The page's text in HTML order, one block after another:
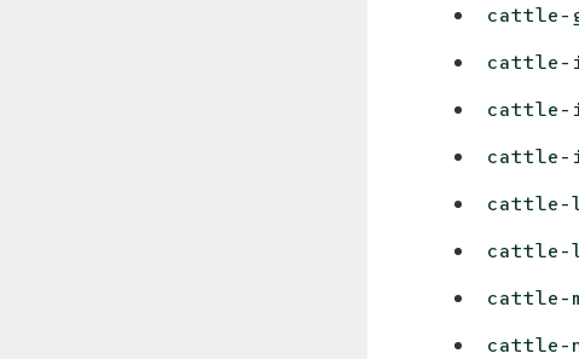
cattle-
cattle-
cattle-
cattle-
cattle-
cattle-
cattle-